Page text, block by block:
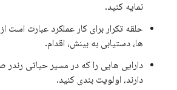
نمایه کنید.
حلقه تکرار برای کار عملکرد عبارت است
ها، دستیابی به بینش، اقدام.
دارایی هایی را که در مسیر حیاتی رندر
دارند، اولویت بندی کنید.